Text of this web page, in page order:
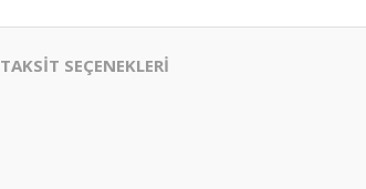
TAKSİT SEÇENEKLERİ